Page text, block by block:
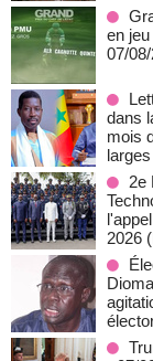
en
07/
dans
mois
2e
2026